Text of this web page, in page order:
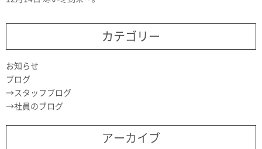
カテゴリー
お知らせ
ブログ
スタッフブログ
社員のブログ
アーカイブ